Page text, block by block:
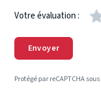
Votre évaluation :
Envoyer
Protégé par reCAPTCHA sous